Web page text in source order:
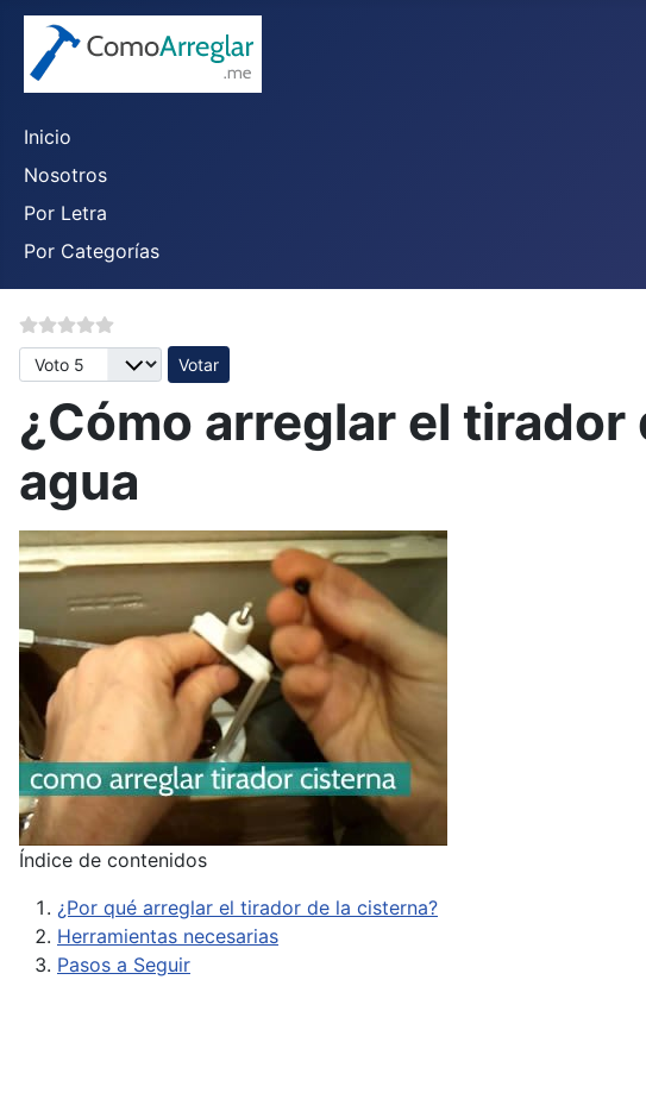
Inicio
Nosotros
Por Letra
Por Categorías
Por favor, vote
¿Cómo arreglar el
agua
Índice de contenidos
¿Por qué arreglar el tirador de la cisterna?
Herramientas necesarias
Pasos a Seguir